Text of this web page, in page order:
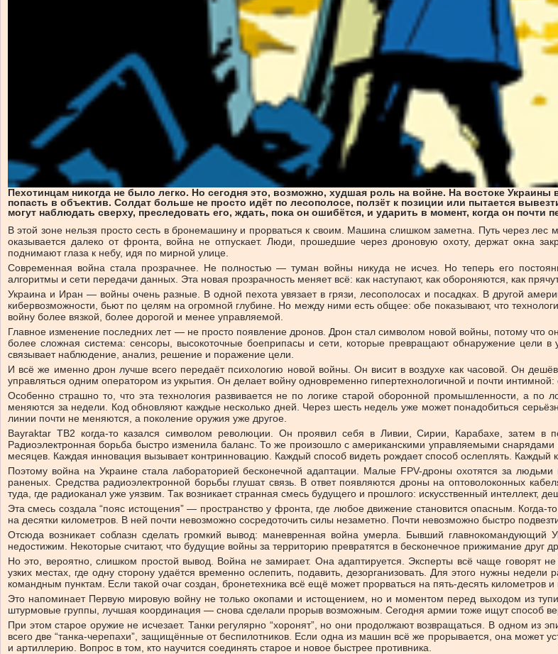
Пехотинцам никогда не было легко. Но сегодня это, возможно, худшая роль на войне. На востоке
попасть в объектив. Солдат больше не просто идёт по лесополосе, ползёт к позиции или пытается
могут наблюдать сверху, преследовать его, ждать, пока он ошибётся, и ударить в момент, когда он почти
В этой зоне нельзя просто сесть в бронемашину и прорваться к своим. Машина слишком заметна. Путь через
оказывается далеко от фронта, война не отпускает. Люди, прошедшие через дроновую охоту, держат окна
поднимают глаза к небу, идя по мирной улице.
Современная война стала прозрачнее. Не полностью — туман войны никуда не исчез. Но теперь его
алгоритмы и сети передачи данных. Эта новая прозрачность меняет всё: как наступают, как обороняются, как
Украина и Иран — войны очень разные. В одной пехота увязает в грязи, лесополосах и посадках. В другой
кибервозможности, бьют по целям на огромной глубине. Но между ними есть общее: обе показывают, что
войну более вязкой, более дорогой и менее управляемой.
Главное изменение последних лет — не просто появление дронов. Дрон стал символом новой войны, потому что
более сложная система: сенсоры, высокоточные боеприпасы и сети, которые превращают обнаружение цели в
связывает наблюдение, анализ, решение и поражение цели.
И всё же именно дрон лучше всего передаёт психологию новой войны. Он висит в воздухе как часовой. Он
управляться одним оператором из укрытия. Он делает войну одновременно гипертехнологичной и почти интимной:
Особенно страшно то, что эта технология развивается не по логике старой оборонной промышленности, а по
меняются за недели. Код обновляют каждые несколько дней. Через шесть недель уже может понадобиться
линии почти не меняются, а поколение оружия уже другое.
Bayraktar TB2 когда-то казался символом революции. Он проявил себя в Ливии, Сирии, Карабахе, затем в
Радиоэлектронная борьба быстро изменила баланс. То же произошло с американскими управляемыми
месяцев. Каждая инновация вызывает контринновацию. Каждый способ видеть рождает способ ослеплять. Каждый
Поэтому война на Украине стала лабораторией бесконечной адаптации. Малые FPV-дроны охотятся за
раненых. Средства радиоэлектронной борьбы глушат связь. В ответ появляются дроны на оптоволоконных
туда, где радиоканал уже уязвим. Так возникает странная смесь будущего и прошлого: искусственный интеллект,
Эта смесь создала “пояс истощения” — пространство у фронта, где любое движение становится опасным. Когда-
на десятки километров. В ней почти невозможно сосредоточить силы незаметно. Почти невозможно быстро
Отсюда возникает соблазн сделать громкий вывод: маневренная война умерла. Бывший
недостижим. Некоторые считают, что будущие войны за территорию превратятся в бесконечное прижимание друг
Но это, вероятно, слишком простой вывод. Война не замирает. Она адаптируется. Эксперты всё чаще говорят
узких местах, где одну сторону удаётся временно ослепить, подавить, дезорганизовать. Для этого нужны
командным пунктам. Если такой очаг создан, бронетехника всё ещё может прорваться на пять-десять километров и
Это напоминает Первую мировую войну не только окопами и истощением, но и моментом перед выходом из
штурмовые группы, лучшая координация — снова сделали прорыв возможным. Сегодня армии тоже ищут способ
При этом старое оружие не исчезает. Танки регулярно “хоронят”, но они продолжают возвращаться. В одном из
всего две “танка-черепахи”, защищённые от беспилотников. Если одна из машин всё же прорывается, она может
и артиллерию. Вопрос в том, кто научится соединять старое и новое быстрее противника.